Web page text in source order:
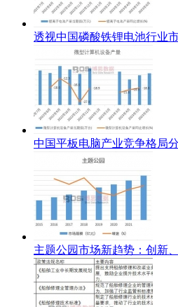
透视中国磷酸铁锂电池行业
中国平板电脑产业竞争格局
主题公园市场新趋势：创新